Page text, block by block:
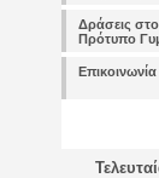
Δράσεις
Πρότυπο
Επικοινωνία